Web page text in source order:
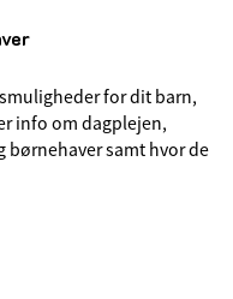
for dit barn,
info om dagplejen,
samt hvor de